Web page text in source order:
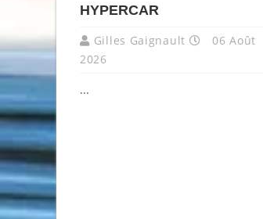
HYPERCAR
Gilles Gaignault
06 Août
2026
...